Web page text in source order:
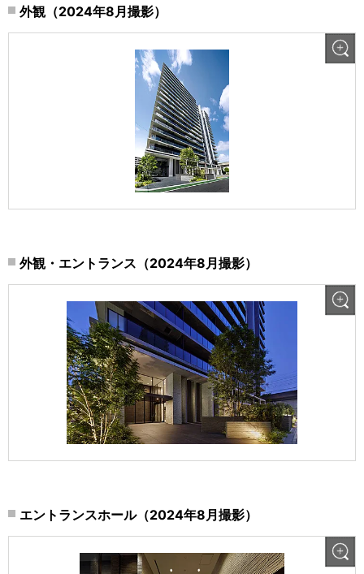
外観（2024年8月撮影）
外観・エントランス（2024年8月撮影）
エントランスホール（2024年8月撮影）